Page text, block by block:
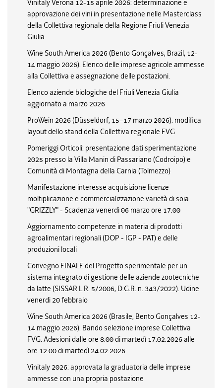
Vinitaly Verona 12-15 aprile 2026: determinazione e
approvazione dei vini in presentazione nelle Masterclass
della Collettiva regionale della Regione Friuli Venezia
Giulia
Wine South America 2026 (Bento Gonçalves, Brazil, 12-
14 maggio 2026). Elenco delle imprese agricole ammesse
alla Collettiva e assegnazione delle postazioni.
Elenco aziende biologiche del Friuli Venezia Giulia
aggiornato a marzo 2026
ProWein 2026 (Düsseldorf, 15–17 marzo 2026): modifica
layout dello stand della Collettiva regionale FVG
Pomeriggi Orticoli: presentazione dati sperimentazione
2025 presso la Villa Manin di Passariano (Codroipo) e
Comunità di Montagna della Carnia (Tolmezzo)
Manifestazione interesse acquisizione licenze
moltiplicazione e commercializzazione varietà di soia
"GRIZZLY" - Scadenza venerdì 06 marzo ore 17.00
Aggiornamento competenze in materia di prodotti
agroalimentari regionali (DOP - IGP - PAT) e delle
produzioni locali
Convegno FINALE del Progetto sperimentale per un
sistema integrato di gestione delle aziende zootecniche
da latte (SISSAR L.R. 5/2006, D.G.R. n. 343/2022). Udine
venerdi 20 febbraio
Wine South America 2026 (Brasile, Bento Gonçalves 12-
14 maggio 2026). Bando selezione imprese Collettiva
FVG. Adesioni dalle ore 8.00 di martedì 17.02.2026 alle
ore 12.00 di martedì 24.02.2026
Vinitaly 2026: approvata la graduatoria delle imprese
ammesse con una propria postazione